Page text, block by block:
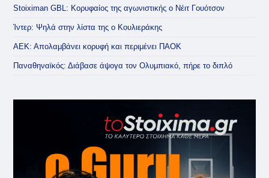
Stoiximan GBL: Κορυφαίος της αγωνιστικής ο Νέιτ Γουότσον
Ίντερ: Ψηλά στην λίστα της ο Κουλιεράκης
ΑΕΚ: Απολαμβάνει κορυφή και περιμένει ΠΑΟΚ
Παναθηναϊκός: Διάβασε άψογα τον Ολυμπιακό, πήρε το διπλό